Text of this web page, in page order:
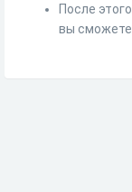
После
вы сможете